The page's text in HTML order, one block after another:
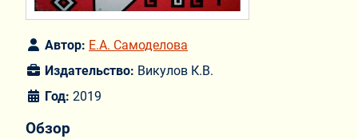
Автор: Е.А. Самоделова
Издательство: Викулов К.В.
Год: 2019
Обзор